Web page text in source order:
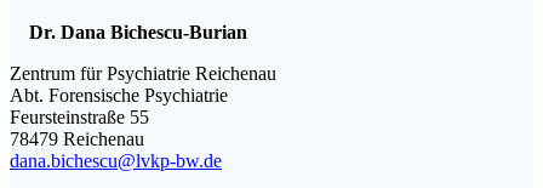
Dr. Dana Bichescu-Burian
Zentrum für Psychiatrie Reichenau
Abt. Forensische Psychiatrie
Feursteinstraße 55
78479 Reichenau
dana.bichescu@lvkp-bw.de